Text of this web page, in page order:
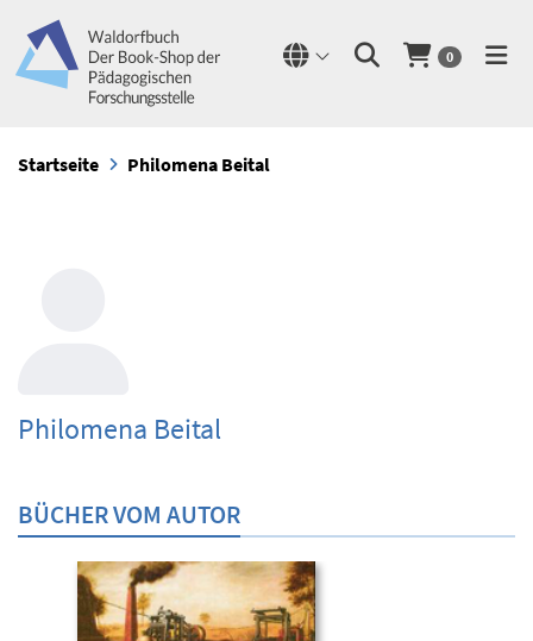
0
Startseite Philomena Beital
Philomena Beital
BÜCHER VOM AUTOR